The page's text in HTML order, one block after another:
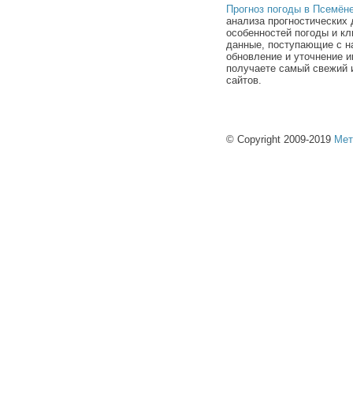
Прогноз погоды в
анализа
особенностей погоды и
данные, поступающие с
обновление и уточнение
получаете самый свежий
сайтов.
© Copyright 2009-2019